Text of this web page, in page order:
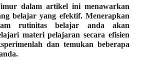
dalam artikel ini menawarkan
belajar yang efektif. Menerapkan
rutinitas belajar anda akan
materi pelajaran secara efisien
dan temukan beberapa